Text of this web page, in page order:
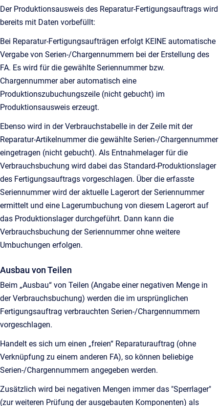
Der Produktionsausweis des Reparatur-Fertigungsauftrags wird
bereits mit Daten vorbefüllt:
Bei Reparatur-Fertigungsaufträgen erfolgt KEINE automatische
Vergabe von Serien-/Chargennummern bei der Erstellung des
FA. Es wird für die gewählte Seriennummer bzw.
Chargennummer aber automatisch eine
Produktionszubuchungszeile (nicht gebucht) im
Produktionsausweis erzeugt.
Ebenso wird in der Verbrauchstabelle in der Zeile mit der
Reparatur-Artikelnummer die gewählte Serien-/Chargennummer
eingetragen (nicht gebucht). Als Entnahmelager für die
Verbrauchsbuchung wird dabei das Standard-Produktionslager
des Fertigungsauftrags vorgeschlagen. Über die erfasste
Seriennummer wird der aktuelle Lagerort der Seriennummer
ermittelt und eine Lagerumbuchung von diesem Lagerort auf
das Produktionslager durchgeführt. Dann kann die
Verbrauchsbuchung der Seriennummer ohne weitere
Umbuchungen erfolgen.
Ausbau von Teilen
Beim „Ausbau“ von Teilen (Angabe einer negativen Menge in
der Verbrauchsbuchung) werden die im ursprünglichen
Fertigungsauftrag verbrauchten Serien-/Chargennummern
vorgeschlagen.
Handelt es sich um einen „freien“ Reparaturauftrag (ohne
Verknüpfung zu einem anderen FA), so können beliebige
Serien-/Chargennummern angegeben werden.
Zusätzlich wird bei negativen Mengen immer das "Sperrlager"
(zur weiteren Prüfung der ausgebauten Komponenten) als